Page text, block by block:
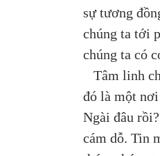
sự tương
chúng ta tới
chúng ta có
Tâm linh
đó là một nơi
Ngài đâu
cám dỗ. Tin